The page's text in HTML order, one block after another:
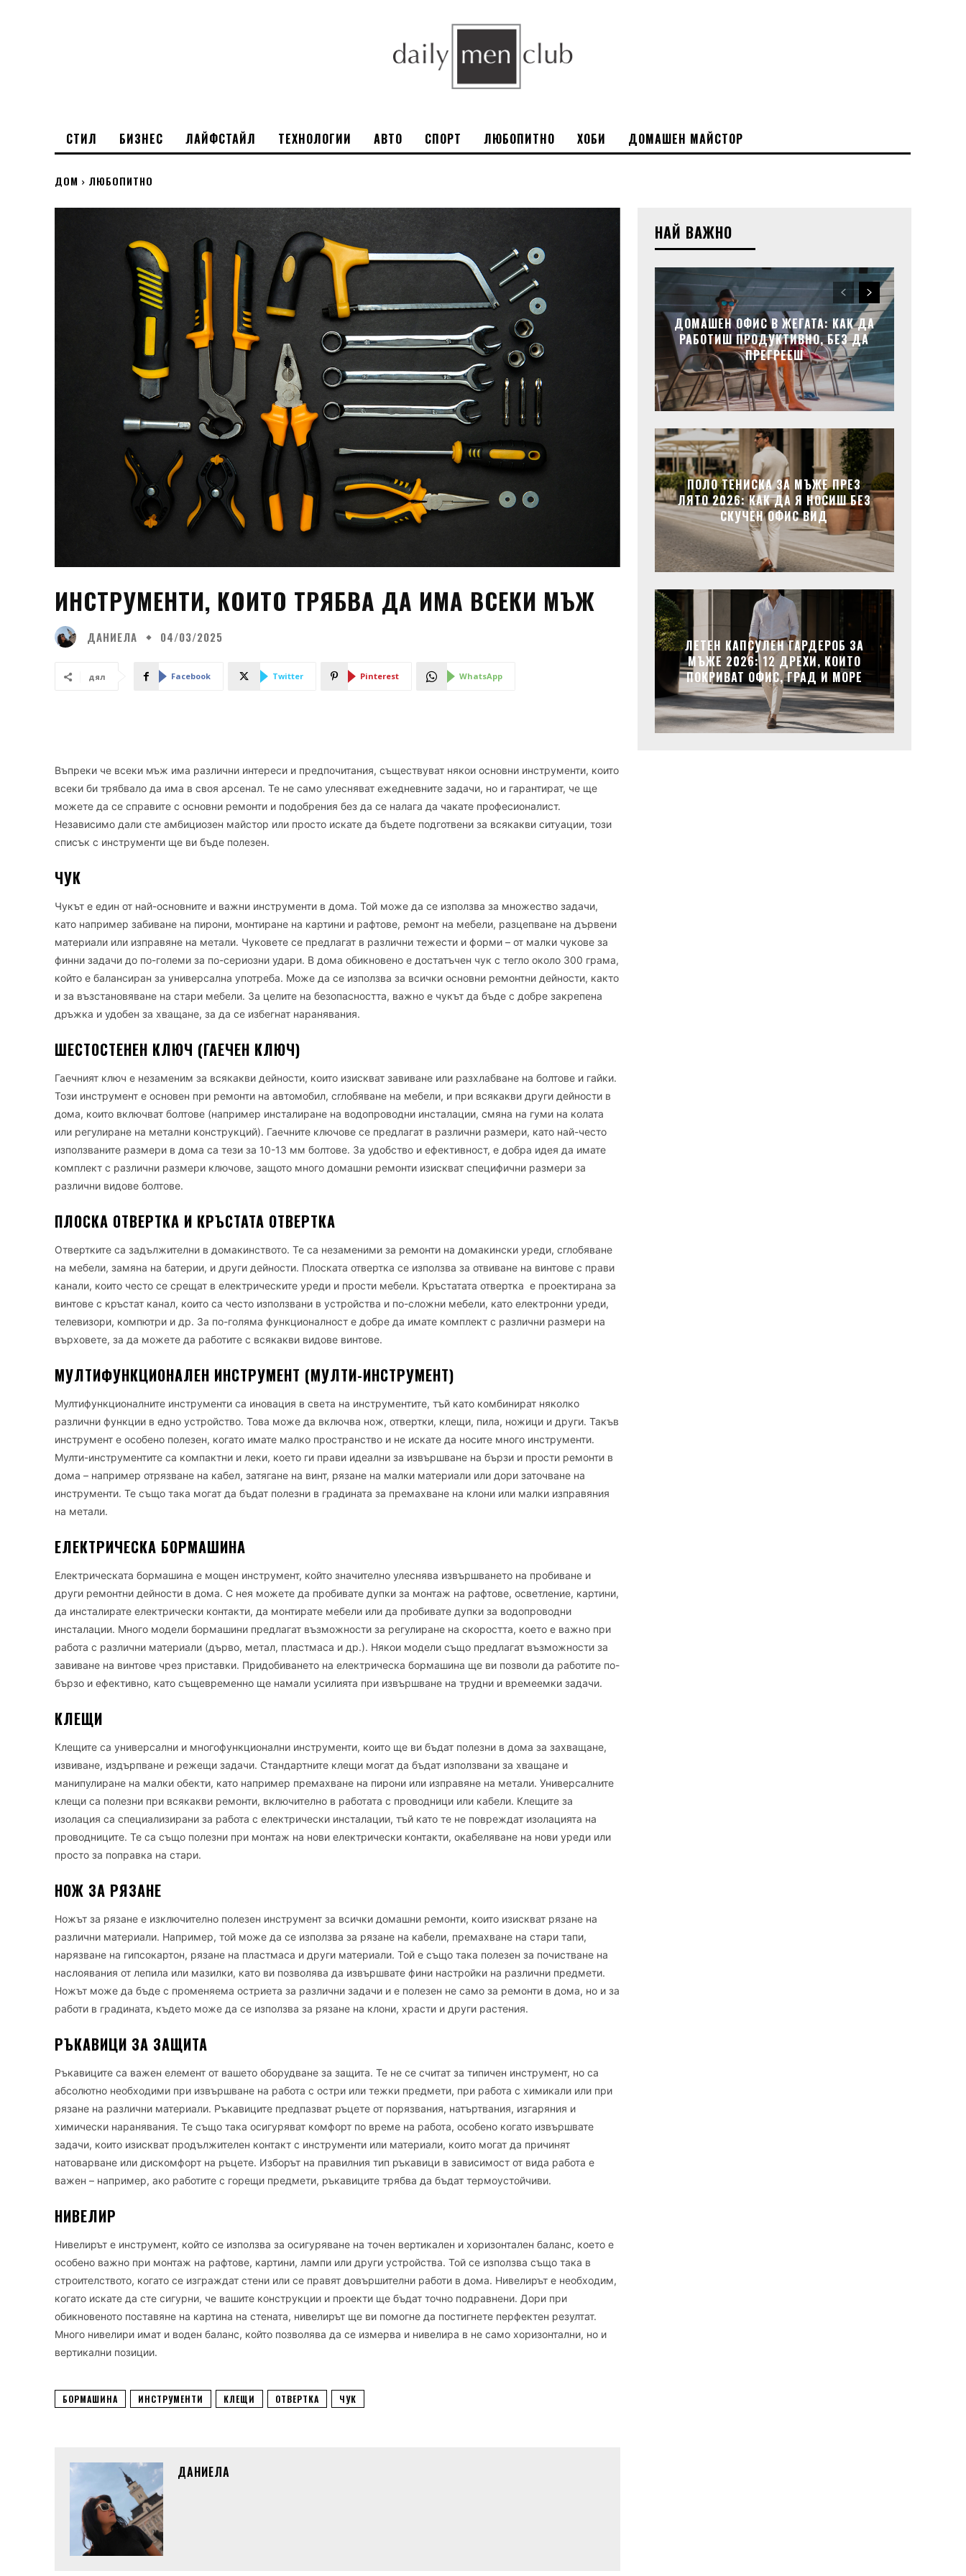
СТИЛ БИЗНЕС ЛАЙФСТАЙЛ ТЕХНОЛОГИИ АВТО СПОРТ ЛЮБОПИТНО ХОБИ ДОМАШЕН МАЙСТОР
ДОМ ЛЮБОПИТНО
ИНСТРУМЕНТИ, КОИТО ТРЯБВА ДА ИМА ВСЕКИ МЪЖ
ДАНИЕЛА 04/03/2025
дял Facebook Twitter Pinterest WhatsApp
Въпреки че всеки мъж има различни интереси и предпочитания, съществуват някои основни инструменти, които
всеки би трябвало да има в своя арсенал. Те не само улесняват ежедневните задачи, но и гарантират, че ще
можете да се справите с основни ремонти и подобрения без да се налага да чакате професионалист.
Независимо дали сте амбициозен майстор или просто искате да бъдете подготвени за всякакви ситуации, този
списък с инструменти ще ви бъде полезен.
ЧУК
Чукът е един от най-основните и важни инструменти в дома. Той може да се използва за множество задачи,
като например забиване на пирони, монтиране на картини и рафтове, ремонт на мебели, разцепване на дървени
материали или изправяне на метали. Чуковете се предлагат в различни тежести и форми – от малки чукове за
финни задачи до по-големи за по-сериозни удари. В дома обикновено е достатъчен чук с тегло около 300 грама,
който е балансиран за универсална употреба. Може да се използва за всички основни ремонтни дейности, както
и за възстановяване на стари мебели. За целите на безопасността, важно е чукът да бъде с добре закрепена
дръжка и удобен за хващане, за да се избегнат наранявания.
ШЕСТОСТЕНЕН КЛЮЧ (ГАЕЧЕН КЛЮЧ)
Гаечният ключ е незаменим за всякакви дейности, които изискват завиване или разхлабване на болтове и гайки.
Този инструмент е основен при ремонти на автомобил, сглобяване на мебели, и при всякакви други дейности в
дома, които включват болтове (например инсталиране на водопроводни инсталации, смяна на гуми на колата
или регулиране на метални конструкций). Гаечните ключове се предлагат в различни размери, като най-често
използваните размери в дома са тези за 10-13 мм болтове. За удобство и ефективност, е добра идея да имате
комплект с различни размери ключове, защото много домашни ремонти изискват специфични размери за
различни видове болтове.
ПЛОСКА ОТВЕРТКА И КРЪСТАТА ОТВЕРТКА
Отвертките са задължителни в домакинството. Те са незаменими за ремонти на домакински уреди, сглобяване
на мебели, замяна на батерии, и други дейности. Плоската отвертка се използва за отвиване на винтове с прави
канали, които често се срещат в електрическите уреди и прости мебели. Кръстатата отвертка е проектирана за
винтове с кръстат канал, които са често използвани в устройства и по-сложни мебели, като електронни уреди,
телевизори, компютри и др. За по-голяма функционалност е добре да имате комплект с различни размери на
върховете, за да можете да работите с всякакви видове винтове.
МУЛТИФУНКЦИОНАЛЕН ИНСТРУМЕНТ (МУЛТИ-ИНСТРУМЕНТ)
Мултифункционалните инструменти са иновация в света на инструментите, тъй като комбинират няколко
различни функции в едно устройство. Това може да включва нож, отвертки, клещи, пила, ножици и други. Такъв
инструмент е особено полезен, когато имате малко пространство и не искате да носите много инструменти.
Мулти-инструментите са компактни и леки, което ги прави идеални за извършване на бързи и прости ремонти в
дома – например отрязване на кабел, затягане на винт, рязане на малки материали или дори заточване на
инструменти. Те също така могат да бъдат полезни в градината за премахване на клони или малки изправяния
на метали.
ЕЛЕКТРИЧЕСКА БОРМАШИНА
Електрическата бормашина е мощен инструмент, който значително улеснява извършването на пробиване и
други ремонтни дейности в дома. С нея можете да пробивате дупки за монтаж на рафтове, осветление, картини,
да инсталирате електрически контакти, да монтирате мебели или да пробивате дупки за водопроводни
инсталации. Много модели бормашини предлагат възможности за регулиране на скоростта, което е важно при
работа с различни материали (дърво, метал, пластмаса и др.). Някои модели също предлагат възможности за
завиване на винтове чрез приставки. Придобиването на електрическа бормашина ще ви позволи да работите по-
бързо и ефективно, като същевременно ще намали усилията при извършване на трудни и времеемки задачи.
КЛЕЩИ
Клещите са универсални и многофункционални инструменти, които ще ви бъдат полезни в дома за захващане,
извиване, издърпване и режещи задачи. Стандартните клещи могат да бъдат използвани за хващане и
манипулиране на малки обекти, като например премахване на пирони или изправяне на метали. Универсалните
клещи са полезни при всякакви ремонти, включително в работата с проводници или кабели. Клещите за
изолация са специализирани за работа с електрически инсталации, тъй като те не повреждат изолацията на
проводниците. Те са също полезни при монтаж на нови електрически контакти, окабеляване на нови уреди или
просто за поправка на стари.
НОЖ ЗА РЯЗАНЕ
Ножът за рязане е изключително полезен инструмент за всички домашни ремонти, които изискват рязане на
различни материали. Например, той може да се използва за рязане на кабели, премахване на стари тапи,
нарязване на гипсокартон, рязане на пластмаса и други материали. Той е също така полезен за почистване на
наслоявания от лепила или мазилки, като ви позволява да извършвате фини настройки на различни предмети.
Ножът може да бъде с променяема остриета за различни задачи и е полезен не само за ремонти в дома, но и за
работи в градината, където може да се използва за рязане на клони, храсти и други растения.
РЪКАВИЦИ ЗА ЗАЩИТА
Ръкавиците са важен елемент от вашето оборудване за защита. Те не се считат за типичен инструмент, но са
абсолютно необходими при извършване на работа с остри или тежки предмети, при работа с химикали или при
рязане на различни материали. Ръкавиците предпазват ръцете от порязвания, натъртвания, изгаряния и
химически наранявания. Те също така осигуряват комфорт по време на работа, особено когато извършвате
задачи, които изискват продължителен контакт с инструменти или материали, които могат да причинят
натоварване или дискомфорт на ръцете. Изборът на правилния тип ръкавици в зависимост от вида работа е
важен – например, ако работите с горещи предмети, ръкавиците трябва да бъдат термоустойчиви.
НИВЕЛИР
Нивелирът е инструмент, който се използва за осигуряване на точен вертикален и хоризонтален баланс, което е
особено важно при монтаж на рафтове, картини, лампи или други устройства. Той се използва също така в
строителството, когато се изграждат стени или се правят довършителни работи в дома. Нивелирът е необходим,
когато искате да сте сигурни, че вашите конструкции и проекти ще бъдат точно подравнени. Дори при
обикновеното поставяне на картина на стената, нивелирът ще ви помогне да постигнете перфектен резултат.
Много нивелири имат и воден баланс, който позволява да се измерва и нивелира в не само хоризонтални, но и
вертикални позиции.
БОРМАШИНА ИНСТРУМЕНТИ КЛЕЩИ ОТВЕРТКА ЧУК
ДАНИЕЛА
НАЙ ВАЖНО
ДОМАШЕН ОФИС В ЖЕГАТА: КАК ДА
РАБОТИШ ПРОДУКТИВНО, БЕЗ ДА
ПРЕГРЕЕШ
ПОЛО ТЕНИСКА ЗА МЪЖЕ ПРЕЗ
ЛЯТО 2026: КАК ДА Я НОСИШ БЕЗ
СКУЧЕН ОФИС ВИД
ЛЕТЕН КАПСУЛЕН ГАРДЕРОБ ЗА
МЪЖЕ 2026: 12 ДРЕХИ, КОИТО
ПОКРИВАТ ОФИС, ГРАД И МОРЕ